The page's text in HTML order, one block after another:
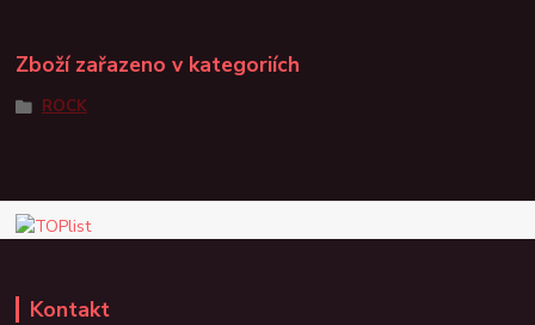
Zboží zařazeno v kategoriích
ROCK
Kontakt